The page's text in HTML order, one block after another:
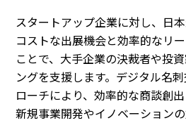
スタートアップ企業に対し、日
コストな出展機会と効率的なリ
ことで、大手企業の決裁者や投
ングを支援します。デジタル名
ローチにより、効率的な商談創
新規事業開発やイノベーションの